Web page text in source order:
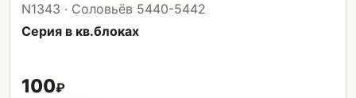
N1343 · Соловьёв 5440-5442
Серия в кв.блоках
100₽